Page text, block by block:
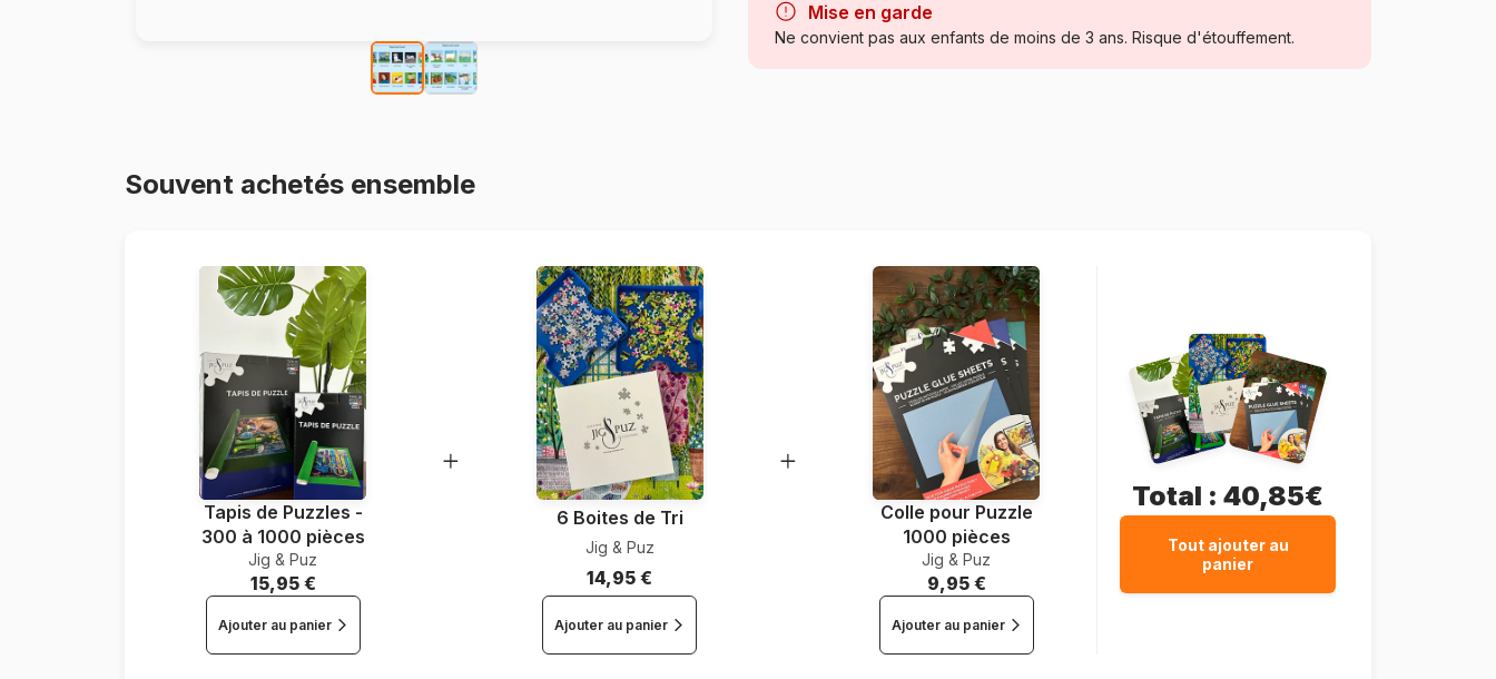
Catégorie
Age à partir de 3 ans (11 à 20 pièces)
Mise en garde
Ne convient pas aux enfants de moins de 3 ans. Risque d'étouffement.
Souvent achetés ensemble
Tapis de Puzzles -
300 à 1000 pièces
Jig & Puz
15,95 €
Ajouter au panier
6 Boites de Tri
Jig & Puz
14,95 €
Ajouter au panier
Colle pour Puzzle
1000 pièces
Jig & Puz
9,95 €
Ajouter au panier
Total : 40,85€
Tout ajouter au
panier